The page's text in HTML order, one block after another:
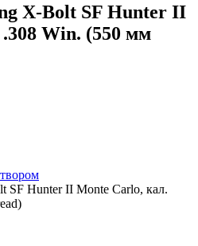
X-Bolt SF Hunter II
Win. (550 мм
Hunter II Monte Carlo, кал.